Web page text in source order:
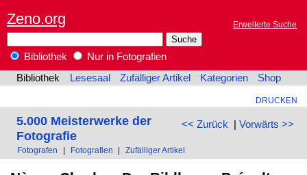
Zeno.org Erweiterte Suche
Bibliothek
Nur in Fotografien
Bibliothek
Lesesaal Zufälliger Artikel Kategorien Shop
DRUCKEN
<< Zurück | Vorwärts >>
5.000 Meisterwerke der
Fotografie
Fotografen Fotografien Zufälliger Artikel